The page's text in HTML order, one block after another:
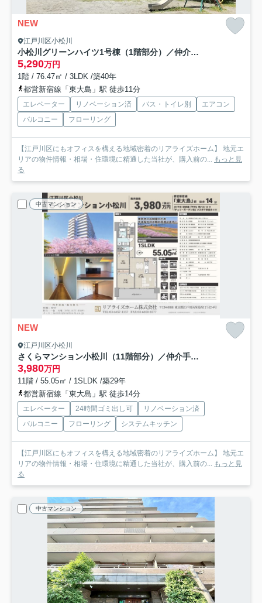
NEW
江戸川区小松川
小松川グリーンハイツ1号棟（1階部分）／仲介手数料無料／内装新規フルリノベーション
5,290万円
1階 / 76.47㎡ / 3LDK /築40年
都営新宿線「東大島」駅 徒歩11分
エレベーター リノベーション済 バス・トイレ別
エアコン
バルコニー
フローリング
【江戸川区にもオフィスを構える地域密着のリアライズホーム】 地元エ
リアの物件情報・相場・住環境に精通した当社が、購入前の... もっと見
る
中古マンション
NEW
江戸川区小松川
さくらマンション小松川（11階部分）／仲介手数料無料／新規フルリノベーション
3,980万円
11階 / 55.05㎡ / 1SLDK /築29年
都営新宿線「東大島」駅 徒歩14分
エレベーター 24時間ゴミ出し可
リノベーション済
バルコニー
フローリング システムキッチン
【江戸川区にもオフィスを構える地域密着のリアライズホーム】 地元エ
リアの物件情報・相場・住環境に精通した当社が、購入前の... もっと見
る
中古マンション